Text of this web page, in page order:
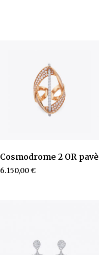
Cosmodrome 2 OR pavè
6.150,00€